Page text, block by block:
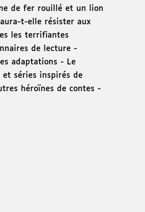
de fer rouillé et un lion
t-elle résister aux
les terrifiantes
de lecture -
adaptations - Le
séries inspirés de
héroïnes de contes -